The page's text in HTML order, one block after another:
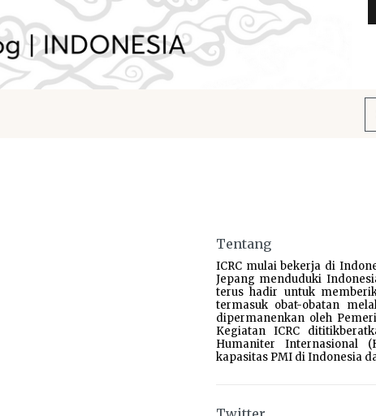
Tentang
ICRC mulai bekerja di
Jepang menduduki
terus hadir untuk
termasuk obat-obatan
dipermanenkan oleh
Kegiatan ICRC
Humaniter Internasional
kapasitas PMI di Indonesia